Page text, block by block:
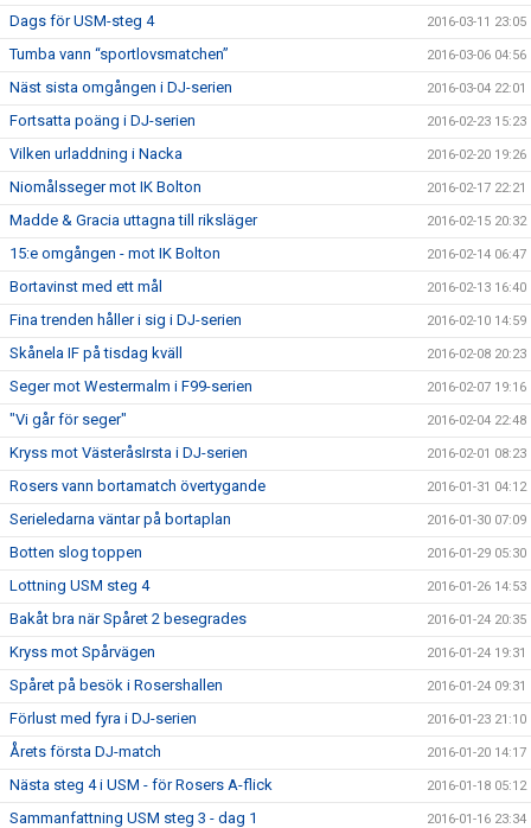
Dags för USM-steg 4 2016-03-11 23:05
Tumba vann “sportlovsmatchen” 2016-03-06 04:56
Näst sista omgången i DJ-serien 2016-03-04 22:01
Fortsatta poäng i DJ-serien 2016-02-23 15:23
Vilken urladdning i Nacka 2016-02-20 19:26
Niomålsseger mot IK Bolton 2016-02-17 22:21
Madde & Gracia uttagna till riksläger 2016-02-15 20:32
15:e omgången - mot IK Bolton 2016-02-14 06:47
Bortavinst med ett mål 2016-02-13 16:40
Fina trenden håller i sig i DJ-serien 2016-02-10 14:59
Skånela IF på tisdag kväll 2016-02-08 20:23
Seger mot Westermalm i F99-serien 2016-02-07 19:16
"Vi går för seger" 2016-02-04 22:48
Kryss mot VästeråsIrsta i DJ-serien 2016-02-01 08:23
Rosers vann bortamatch övertygande 2016-01-31 04:12
Serieledarna väntar på bortaplan 2016-01-30 07:09
Botten slog toppen 2016-01-29 05:30
Lottning USM steg 4 2016-01-26 14:53
Bakåt bra när Spåret 2 besegrades 2016-01-24 20:35
Kryss mot Spårvägen 2016-01-24 19:31
Spåret på besök i Rosershallen 2016-01-24 09:31
Förlust med fyra i DJ-serien 2016-01-23 21:10
Årets första DJ-match 2016-01-20 14:17
Nästa steg 4 i USM - för Rosers A-flick 2016-01-18 05:12
Sammanfattning USM steg 3 - dag 1 2016-01-16 23:34